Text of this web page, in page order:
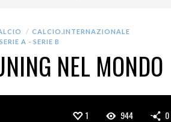
CALCIO.INTERNAZIONALE
SERIE A - SERIE B
NEL MONDO
1 944 0